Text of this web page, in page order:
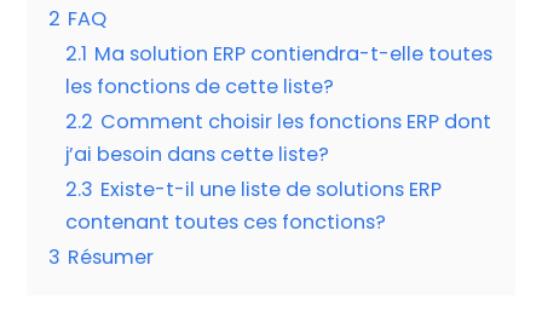
2 FAQ
2.1 Ma solution ERP contiendra-t-elle toutes
les fonctions de cette liste?
2.2 Comment choisir les fonctions ERP dont
j’ai besoin dans cette liste?
2.3 Existe-t-il une liste de solutions ERP
contenant toutes ces fonctions?
3 Résumer